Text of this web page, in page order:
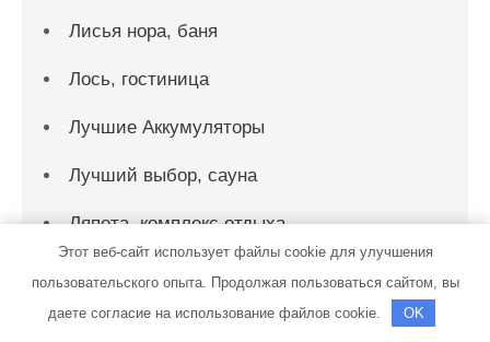
Лисья нора, баня
Лось, гостиница
Лучшие Аккумуляторы
Лучший выбор, сауна
Ляпота, комплекс отдыха
Макарьевские бани, сауна
Этот веб-сайт использует файлы cookie для улучшения
пользовательского опыта. Продолжая пользоваться сайтом, вы
даете согласие на использование файлов cookie.
OK